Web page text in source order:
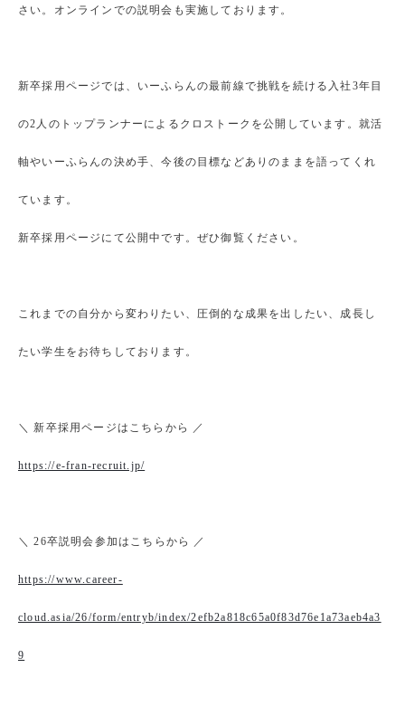
さい。オンラインでの説明会も実施しております。
新卒採用ページでは、いーふらんの最前線で挑戦を続ける入社3年目
の2人のトップランナーによるクロストークを公開しています。就活
軸やいーふらんの決め手、今後の目標などありのままを語ってくれ
ています。
新卒採用ページにて公開中です。ぜひ御覧ください。
これまでの自分から変わりたい、圧倒的な成果を出したい、成長し
たい学生をお待ちしております。
＼ 新卒採用ページはこちらから ／
https://e-fran-recruit.jp/
＼ 26卒説明会参加はこちらから ／
https://www.career-
cloud.asia/26/form/entryb/index/2efb2a818c65a0f83d76e1a73aeb4a3
9